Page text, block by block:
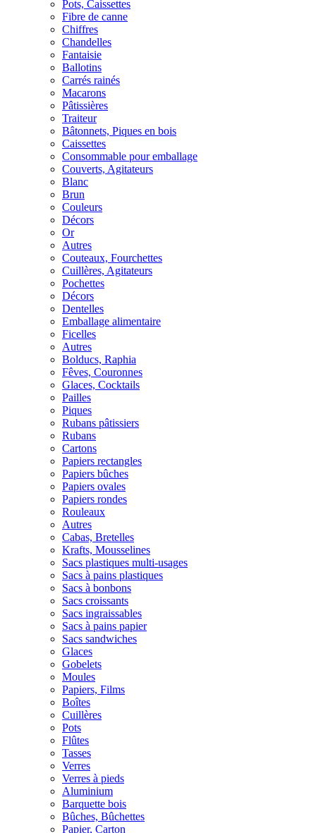
Pots, Caissettes
Fibre de canne
Chiffres
Chandelles
Fantaisie
Ballotins
Carrés rainés
Macarons
Pâtissières
Traiteur
Bâtonnets, Piques en bois
Caissettes
Consommable pour emballage
Couverts, Agitateurs
Blanc
Brun
Couleurs
Décors
Or
Autres
Couteaux, Fourchettes
Cuillères, Agitateurs
Pochettes
Décors
Dentelles
Emballage alimentaire
Ficelles
Autres
Bolducs, Raphia
Fêves, Couronnes
Glaces, Cocktails
Pailles
Piques
Rubans pâtissiers
Rubans
Cartons
Papiers rectangles
Papiers bûches
Papiers ovales
Papiers rondes
Rouleaux
Autres
Cabas, Bretelles
Krafts, Mousselines
Sacs plastiques multi-usages
Sacs à pains plastiques
Sacs à bonbons
Sacs croissants
Sacs ingraissables
Sacs à pains papier
Sacs sandwiches
Glaces
Gobelets
Moules
Papiers, Films
Boîtes
Cuillères
Pots
Flûtes
Tasses
Verres
Verres à pieds
Aluminium
Barquette bois
Bûches, Bûchettes
Papier, Carton